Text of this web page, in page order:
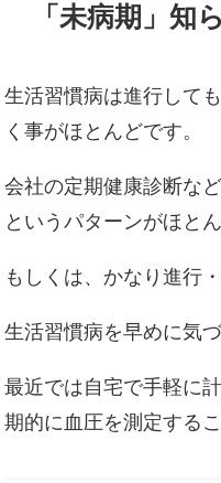
「未病期」知
生活習慣病は進行して
く事がほとんどです。
会社の定期健康診断な
というパターンがほとん
もしくは、かなり進行
生活習慣病を早めに気
最近では自宅で手軽に
期的に血圧を測定する